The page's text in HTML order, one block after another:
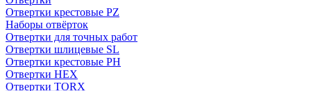
Отвертки крестовые PZ
Наборы отвёрток
Отвертки для точных работ
Отвертки шлицевые SL
Отвертки крестовые PH
Отвертки HEX
Отвертки TORX